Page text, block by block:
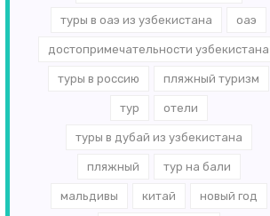
туры в оаэ из узбекистана оаэ
достопримечательности узбекистана
туры в россию пляжный туризм
тур отели
туры в дубай из узбекистана
пляжный тур на бали
мальдивы китай новый год